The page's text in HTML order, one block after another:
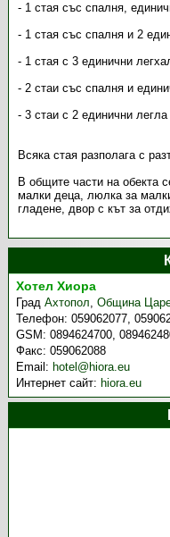
- 1 стая със спалня,
- 1 стая със спалня и 2
- 1 стая с 3 единични
- 2 стаи със спалня и
- 3 стаи с 2 единични легла
Всяка стая разполага с
В общите части на обекта
малки деца, люлка за
гладене, двор с кът за
Хотел Хиора
ГрадАхтопол,Община
Телефон:059062077,
GSM:0894624700,
Факс:059062088
Email: hotel@hiora.eu
Интернет сайт: hiora.eu